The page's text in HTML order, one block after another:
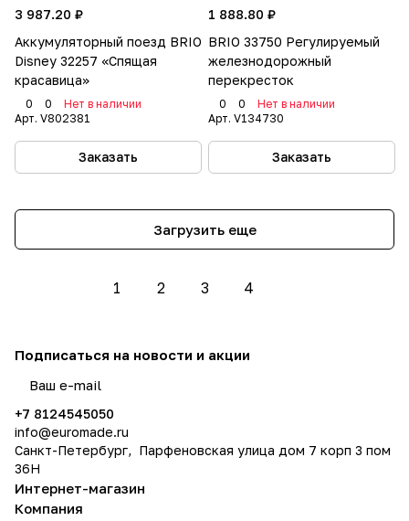
3 987.20 ₽
Аккумуляторный поезд BRIO
Disney 32257 «Спящая
красавица»
0 0
Нет в наличии
Арт. V802381
Заказать
1 888.80 ₽
BRIO 33750 Регулируемый
железнодорожный
перекресток
0 0
Нет в наличии
Арт. V134730
Заказать
Загрузить еще
1 2 3 4
Подписаться на новости и акции
+7 8124545050
info@euromade.ru
Санкт-Петербург, Парфеновская улица дом 7 корп 3 пом
36Н
Интернет-магазин
Компания